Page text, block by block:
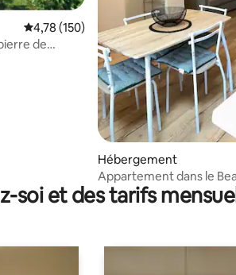
: 4,85 sur 5
Évaluation moyenne sur la base de
4,78 (150)
de
Hébergement
Appartement dans le
soi et des tarifs